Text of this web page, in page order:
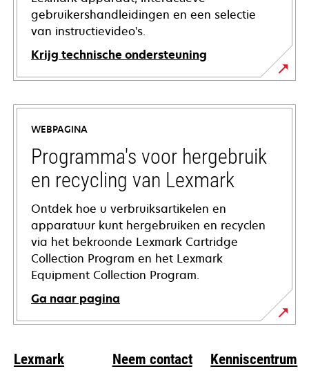
gebruikershandleidingen en een selectie
van instructievideo's.
Krijg technische ondersteuning
opens
in
new
tab
WEBPAGINA
Programma's voor hergebruik
en recycling van Lexmark
Ontdek hoe u verbruiksartikelen en
apparatuur kunt hergebruiken en recyclen
via het bekroonde Lexmark Cartridge
Collection Program en het Lexmark
Equipment Collection Program.
Ga naar pagina
Lexmark Neem contact Kenniscentrum